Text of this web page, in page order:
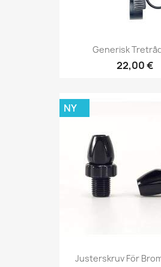
Generisk
22,00 €
Justerskruv För
NY